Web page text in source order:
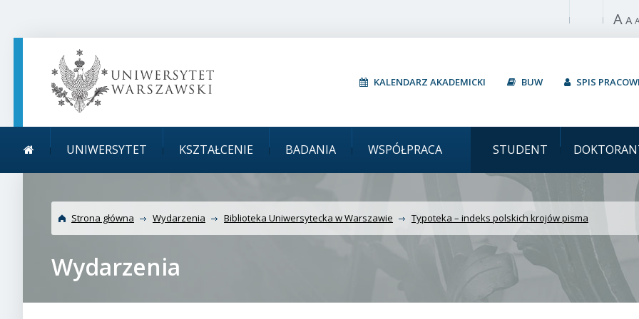
Włącz A A
KALENDARZ AKADEMICKI BUW SPIS
główne
UNIWERSYTET KSZTAŁCENIE BADANIA WSPÓŁPRACA STUDENT
Uniwersytet Warszawski Typoteka –
Strona główna Wydarzenia Biblioteka Uniwersytecka w Warszawie Typoteka – indeks polskich krojów pisma
Wydarzenia